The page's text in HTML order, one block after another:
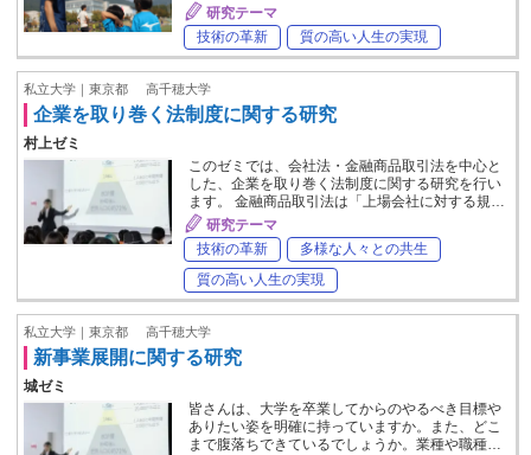
研究テーマ
技術の革新
質の高い人生の実現
私立大学｜東京都 高千穂大学
企業を取り巻く法制度に関する研究
村上ゼミ
このゼミでは、会社法・金融商品取引法を中心と
した、企業を取り巻く法制度に関する研究を行い
ます。 金融商品取引法は「上場会社に対する規…
研究テーマ
技術の革新
多様な人々との共生
質の高い人生の実現
私立大学｜東京都 高千穂大学
新事業展開に関する研究
城ゼミ
皆さんは、大学を卒業してからのやるべき目標や
ありたい姿を明確に持っていますか。また、どこ
まで腹落ちできているでしょうか。業種や職種…